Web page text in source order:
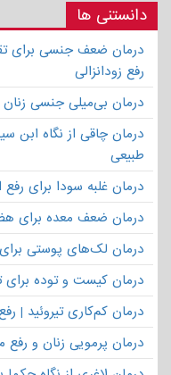
دانستنی ها
درمان ضعف جنسی برای
رفع زودانزالی
درمان بی‌میلی جنسی
درمان چاقی از نگاه ابن
طبیعی
درمان غلبه سودا برای
درمان ضعف معده برای
درمان لک‌های پوستی
درمان کیست و توده برای
درمان کم‌کاری تیروئید |
درمان پرمویی زنان و رفع